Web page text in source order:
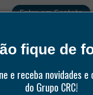
fique de
e receba novidades
do Grupo CRC!
Entre em Contato